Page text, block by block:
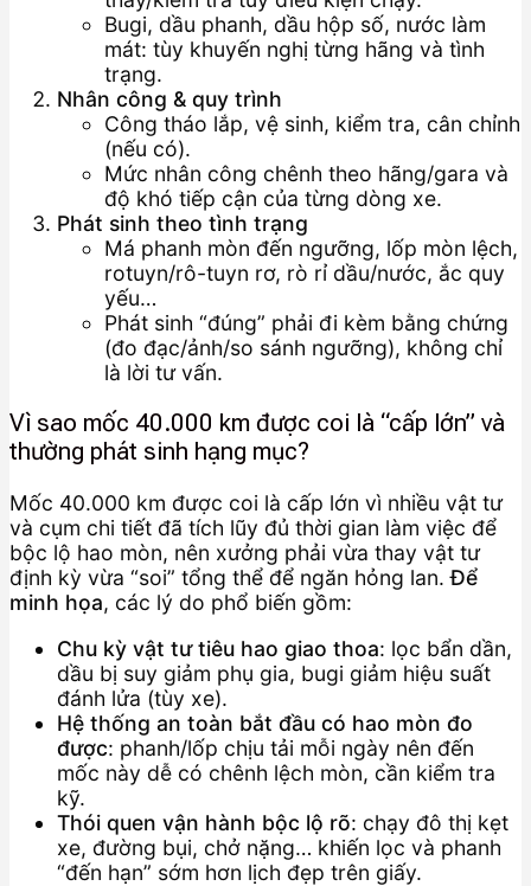
Bugi, dầu phanh, dầu hộp số, nước làm
mát: tùy khuyến nghị từng hãng và tình
trạng.
Nhân công & quy trình
Công tháo lắp, vệ sinh, kiểm tra, cân chỉnh
(nếu có).
Mức nhân công chênh theo hãng/gara và
độ khó tiếp cận của từng dòng xe.
Phát sinh theo tình trạng
Má phanh mòn đến ngưỡng, lốp mòn lệch,
rotuyn/rô-tuyn rơ, rò rỉ dầu/nước, ắc quy
yếu…
Phát sinh “đúng” phải đi kèm bằng chứng
(đo đạc/ảnh/so sánh ngưỡng), không chỉ
là lời tư vấn.
Vì sao mốc 40.000 km được coi là “cấp lớn” và
thường phát sinh hạng mục?
Mốc 40.000 km được coi là cấp lớn vì nhiều vật tư
và cụm chi tiết đã tích lũy đủ thời gian làm việc để
bộc lộ hao mòn, nên xưởng phải vừa thay vật tư
định kỳ vừa “soi” tổng thể để ngăn hỏng lan.Để
minh họa, các lý do phổ biến gồm:
Chu kỳ vật tư tiêu hao giao thoa: lọc bẩn dần,
dầu bị suy giảm phụ gia, bugi giảm hiệu suất
đánh lửa (tùy xe).
Hệ thống an toàn bắt đầu có hao mòn đo
được: phanh/lốp chịu tải mỗi ngày nên đến
mốc này dễ có chênh lệch mòn, cần kiểm tra
kỹ.
Thói quen vận hành bộc lộ rõ: chạy đô thị kẹt
xe, đường bụi, chở nặng… khiến lọc và phanh
“đến hạn” sớm hơn lịch đẹp trên giấy.